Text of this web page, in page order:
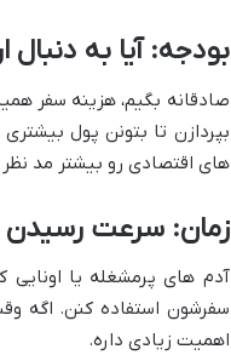
بودجه: آیا به
صادقانه بگیم، هزینه سفر
بپردازن تا بتونن پول
های اقتصادی رو بیشتر مد نظر
زمان: سرعت رسیدن
آدم های پرمشغله یا
سفرشون استفاده کنن. اگه
اهمیت زیادی داره.